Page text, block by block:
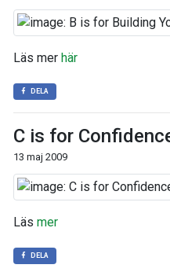
Läs mer här
DELA
C is for
13 maj 2009
Läs mer
DELA